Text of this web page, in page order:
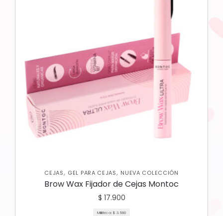
CEJAS, GEL PARA CEJAS, NUEVA COLECCIÓN
Brow Wax Fijador de Cejas Montoc
$ 17.900
Mililitro a: $ 3.580